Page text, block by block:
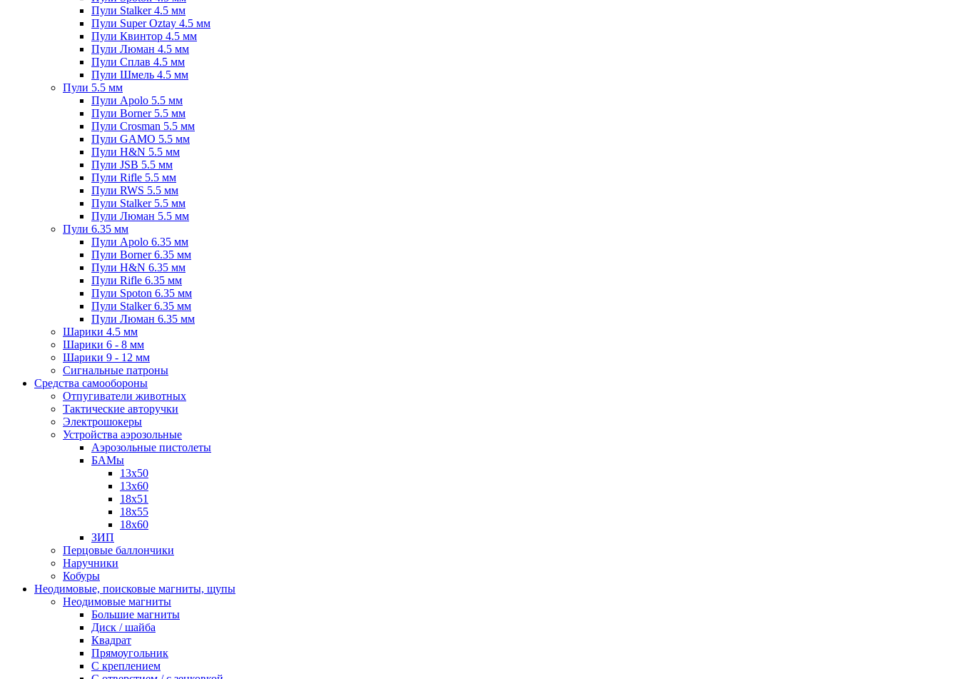
Пули Stalker 4.5 мм
Пули Super Oztay 4.5 мм
Пули Квинтор 4.5 мм
Пули Люман 4.5 мм
Пули Сплав 4.5 мм
Пули Шмель 4.5 мм
Пули 5.5 мм
Пули Apolo 5.5 мм
Пули Borner 5.5 мм
Пули Crosman 5.5 мм
Пули GAMO 5.5 мм
Пули H&N 5.5 мм
Пули JSB 5.5 мм
Пули Rifle 5.5 мм
Пули RWS 5.5 мм
Пули Stalker 5.5 мм
Пули Люман 5.5 мм
Пули 6.35 мм
Пули Apolo 6.35 мм
Пули Borner 6.35 мм
Пули H&N 6.35 мм
Пули Rifle 6.35 мм
Пули Spoton 6.35 мм
Пули Stalker 6.35 мм
Пули Люман 6.35 мм
Шарики 4.5 мм
Шарики 6 - 8 мм
Шарики 9 - 12 мм
Сигнальные патроны
Средства самообороны
Отпугиватели животных
Тактические авторучки
Электрошокеры
Устройства аэрозольные
Аэрозольные пистолеты
БАМы
13х50
13х60
18х51
18х55
18х60
ЗИП
Перцовые баллончики
Наручники
Кобуры
Неодимовые, поисковые магниты, щупы
Неодимовые магниты
Большие магниты
Диск / шайба
Квадрат
Прямоугольник
С креплением